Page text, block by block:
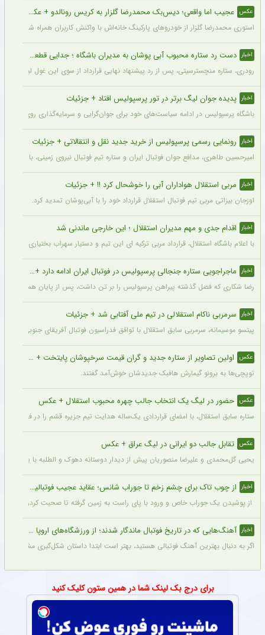
عکس عجیب اما واقعی؛ دیس‌بک محمدرضا گلزار به کریس رونالدو + عکس
استوری محمدرضا گلزار از خودروهای پارکینگ خانه‌اش با واکنش کاربران همراه شده و
اخبار دست رد ستاره محبوب آبی پوشان به مدیران باشگاه ؛ جدایی قطعی است !
رودری، ستاره منچسترسیتی، پس از رد پیشنهاد نهایی قرارداد از سوی این غول لیگ
اخبار پدیده جوان لیگ برتر در تور پرسپولیس افتاد + جزئیات
باشگاه پرسپولیس در ادامه سیاست‌های خود برای جوان‌گرایی و سرمایه‌گذاری روی استعدادهای آینده فوتبال
اخبار رونمایی رسمی پرسپولیس از خرید جدید نقل و انتقالاتی + جزئیات
امیرحسین طاهری، مدافع جوان فوتبال ایران و ستاره تیم فوتبال نیروی زمینی، با
اخبار مربی استقلال هواداران آبی را خوشحال کرد !! + جزئیات
اوزجان بیزاتی مربی تیم فوتبال استقلال قرارداد خود را با آبی‌پوشان تمدید کرد.
اخبار اقدام جدی و مهم مدیران استقلال ؛ این خارجی ماندنی شد
با اعلام باشگاه استقلال، قرارداد مربی ترکیه ای این تیم و دستیار سهراب بختیاری زاده
اخبار ماجراجویی ستاره جنجالی پرسپولیس در فوتبال ایران ادامه دارد + جزئیات
رضا شکاری که فصل گذشته پیراهن پرسپولیس را بر تن داشت، پس از پایان همکاری با
اخبار سرمربی ناکام استقلالی در تیم ملی آفتابی شد + جزئیات
پیتسو موسیمانه، سرمربی سابق استقلال با توافق فدراسیون فوتبال آفریقای جنوبی
عکس اولین تصاویر از ستاره جدید و گران قیمت سرخپوشان پایتخت + عکس
توپچی‌ها به برونو گیمارش هافبک جدیدشان خوش‌آمد گفتند.
عکس حضور در لیگ یک انتخاب جالب چهره محبوب استقلال + عکس
ستاره سابق استقلال، با امضای قراردادی یک‌ساله هدایت تیم جزیره قشم را در فصل
عکس تقابل جالب دو ایرانی در لیگ عراق + عکس
یحیی گل‌محمدی و علیرضا منصوریان پیش از دیدار دوستانه دهوک و الطلبه با یکدیگر
اخبار از چوب تاک برای چشم زخم تا جوراب شانس؛ عقاید عجیب فوتبالیست‌ها!
از پوشیدن یک جوراب خاص و ورود با پای راست به زمین گرفته تا صحبت کردن با
اخبار آهنگ‌هایی که در تاریخ فوتبال ماندگار شدند؛ از ورزشگاه‌های اروپا تا جام جهانی
اگر به دنبال بهترین آهنگ فوتبالی هستید، بهتر است ابتدا داستان شکل‌گیری
برای درج بک لینک شما در همین ستون کلیک کنید